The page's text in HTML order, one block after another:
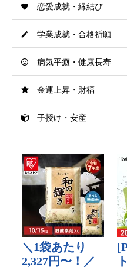
恋愛成就・縁結び
学業成就・合格祈願
病気平癒・健康長寿
金運上昇・財福
子授け・安産